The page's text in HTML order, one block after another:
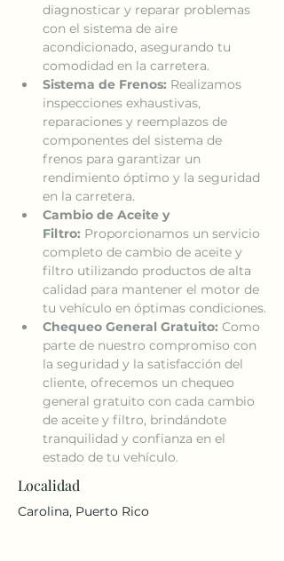
diagnosticar y reparar problemas
con el sistema de aire
acondicionado, asegurando tu
comodidad en la carretera.
Sistema de Frenos: Realizamos
inspecciones exhaustivas,
reparaciones y reemplazos de
componentes del sistema de
frenos para garantizar un
rendimiento óptimo y la seguridad
en la carretera.
Cambio de Aceite y
Filtro: Proporcionamos un servicio
completo de cambio de aceite y
filtro utilizando productos de alta
calidad para mantener el motor de
tu vehículo en óptimas condiciones.
Chequeo General Gratuito: Como
parte de nuestro compromiso con
la seguridad y la satisfacción del
cliente, ofrecemos un chequeo
general gratuito con cada cambio
de aceite y filtro, brindándote
tranquilidad y confianza en el
estado de tu vehículo.
Localidad
Carolina, Puerto Rico